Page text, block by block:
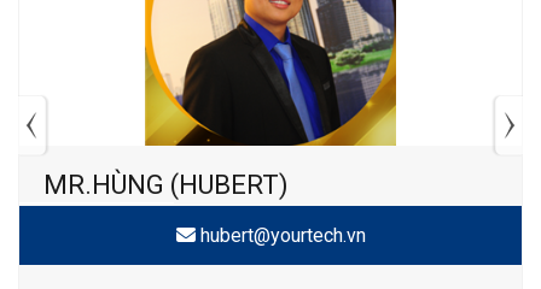
MR.HÙNG (HUBERT)
hubert@yourtech.vn